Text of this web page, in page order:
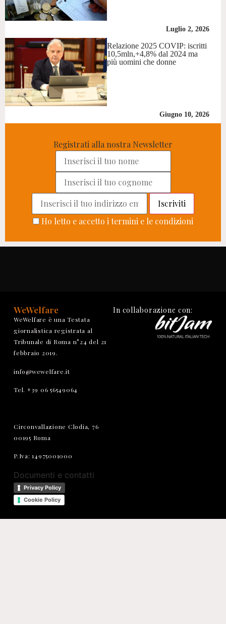
Luglio 2, 2026
Relazione 2025 COVIP: iscritti
10,5mln,+4,8% dal 2024 ma
più uomini che donne
Giugno 10, 2026
Registrati alla nostra Newsletter
Ho letto e accetto i termini e le condizioni
WeWelfare
WeWelfare è una Testata
giornalistica registrata al
Tribunale di Roma n°24 del 21
febbraio 2019.
info@wewelfare.it
Tel. +39 06 56549064
Circonvallazione Clodia, 76
00195 Roma
P.Iva: 14975001000
Documenti e contatti
Privacy Policy
Cookie Policy
In collaborazione con: